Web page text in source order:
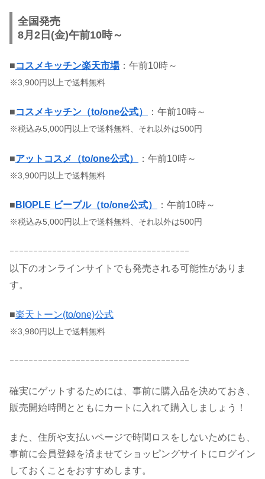
全国発売
8月2日(金)午前10時～
■コスメキッチン楽天市場：午前10時～
※3,900円以上で送料無料
■コスメキッチン（to/one公式） ：午前10時～
※税込み5,000円以上で送料無料、それ以外は500円
■アットコスメ（to/one公式） ：午前10時～
※3,900円以上で送料無料
■ BIOPLE ビープル（to/one公式） ：午前10時～
※税込み5,000円以上で送料無料、それ以外は500円
ｰｰｰｰｰｰｰｰｰｰｰｰｰｰｰｰｰｰｰｰｰｰｰｰｰｰｰｰｰｰｰｰｰｰｰｰｰｰ
以下のオンラインサイトでも発売される可能性がありま
す。
■楽天トーン(to/one)公式
※3,980円以上で送料無料
ｰｰｰｰｰｰｰｰｰｰｰｰｰｰｰｰｰｰｰｰｰｰｰｰｰｰｰｰｰｰｰｰｰｰｰｰｰｰ
確実にゲットするためには、事前に購入品を決めておき、
販売開始時間とともにカートに入れて購入しましょう！
また、住所や支払いページで時間ロスをしないためにも、
事前に会員登録を済ませてショッピングサイトにログイン
しておくことをおすすめします。